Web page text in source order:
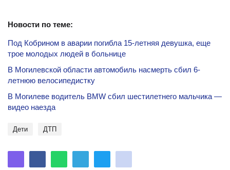
Новости по теме:
Под Кобрином в аварии погибла 15-летняя девушка, еще
трое молодых людей в больнице
В Могилевской области автомобиль насмерть сбил 6-
летнюю велосипедистку
В Могилеве водитель BMW сбил шестилетнего мальчика —
видео наезда
Дети ДТП